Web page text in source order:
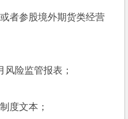
参股境外期货类经营
险监管报表；
度文本；